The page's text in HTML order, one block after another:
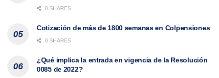
0 SHARES
Cotización de más de 1800 semanas en Colpensiones
0 SHARES
¿Qué implica la entrada en vigencia de la Resolución
0085 de 2022?